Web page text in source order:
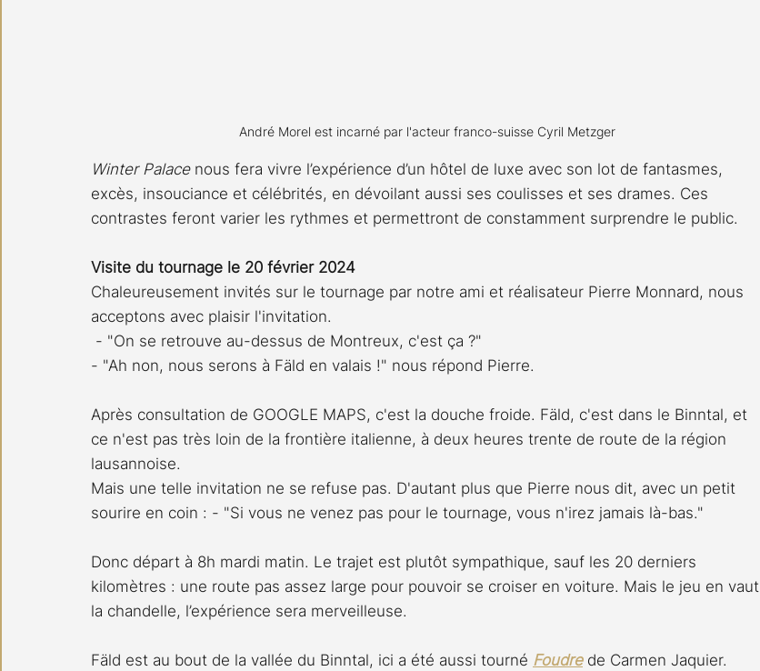
André Morel est incarné par l'acteur franco-suisse Cyril Metzger
Winter Palace nous fera vivre l’expérience d’un hôtel de luxe avec son lot de fantasmes,
excès, insouciance et célébrités, en dévoilant aussi ses coulisses et ses drames. Ces
contrastes feront varier les rythmes et permettront de constamment surprendre le public.
Visite du tournage le 20 février 2024
Chaleureusement invités sur le tournage par notre ami et réalisateur Pierre Monnard, nous
acceptons avec plaisir l'invitation.
- "On se retrouve au-dessus de Montreux, c'est ça ?"
- "Ah non, nous serons à Fäld en valais !" nous répond Pierre.
Après consultation de GOOGLE MAPS, c'est la douche froide. Fäld, c'est dans le Binntal, et
ce n'est pas très loin de la frontière italienne, à deux heures trente de route de la région
lausannoise.
Mais une telle invitation ne se refuse pas. D'autant plus que Pierre nous dit, avec un petit
sourire en coin : - "Si vous ne venez pas pour le tournage, vous n'irez jamais là-bas."
Donc départ à 8h mardi matin. Le trajet est plutôt sympathique, sauf les 20 derniers
kilomètres : une route pas assez large pour pouvoir se croiser en voiture. Mais le jeu en vaut
la chandelle, l’expérience sera merveilleuse.
Fäld est au bout de la vallée du Binntal, ici a été aussi tourné Foudre de Carmen Jaquier.